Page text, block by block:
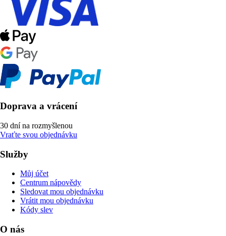
Doprava a vrácení
30 dní na rozmyšlenou
Vraťte svou objednávku
Služby
Můj účet
Centrum nápovědy
Sledovat mou objednávku
Vrátit mou objednávku
Kódy slev
O nás